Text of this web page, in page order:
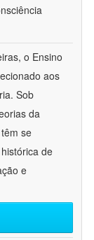
o Ensino
aos
Sob
da
se
de
e